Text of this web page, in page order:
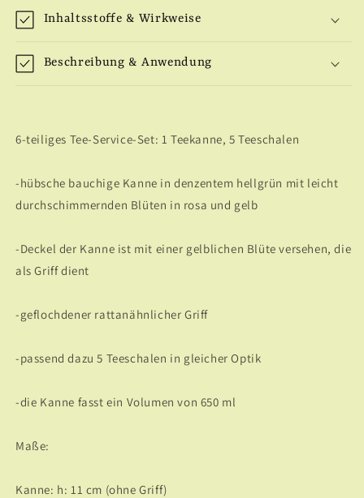
Inhaltsstoffe & Wirkweise
Beschreibung & Anwendung
6-teiliges Tee-Service-Set: 1 Teekanne, 5 Teeschalen
-hübsche bauchige Kanne in denzentem hellgrün mit leicht
durchschimmernden Blüten in rosa und gelb
-Deckel der Kanne ist mit einer gelblichen Blüte versehen, die
als Griff dient
-geflochdener rattanähnlicher Griff
-passend dazu 5 Teeschalen in gleicher Optik
-die Kanne fasst ein Volumen von 650 ml
Maße:
Kanne: h: 11 cm (ohne Griff)